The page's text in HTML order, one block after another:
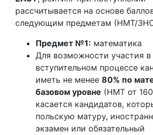
рассчитывается на основе
следующим предметам (НМТ/
Предмет №1: математика
Для возможности участия в
вступительном процессе
иметь не менее 80% по
базовом уровне (НМТ от
касается кандидатов,
польскую матуру,
экзамен или обязательный